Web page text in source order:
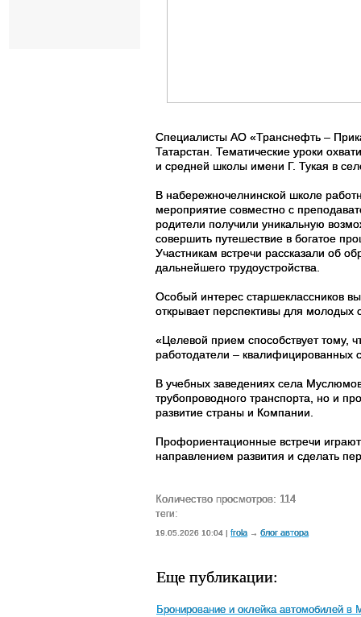
Специалисты АО «Транснефть –
Татарстан. Тематические уроки
и средней школы имени Г. Тукая в
В набережночелнинской школе
мероприятие совместно с
родители получили уникальную
совершить путешествие в богатое
Участникам встречи рассказали об
дальнейшего трудоустройства.
Особый интерес старшеклассников
открывает перспективы для
«Целевой прием способствует тому,
работодатели –
В учебных заведениях села
трубопроводного транспорта, но и
развитие страны и Компании.
Профориентационные встречи
направлением развития и сделать
Количество просмотров: 114
теги:
19.05.2026 10:04 | frola → блог автора
Еще публикации:
Бронирование и оклейка автомобилей в